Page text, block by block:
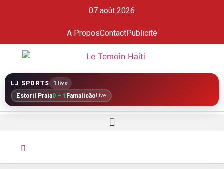
07 août 2026
A ProposContactPublicité
LJ SPORTS 1 live
Estoril Praia0 – 1 Famalicão Live